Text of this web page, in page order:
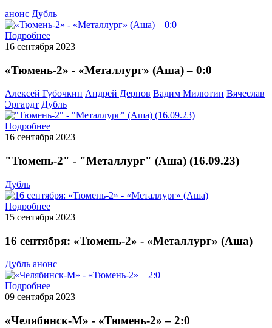
анонс Дубль
Подробнее
16 сентября 2023
«Тюмень-2» - «Металлург» (Аша) – 0:0
Алексей Губочкин Андрей Дернов Вадим Милютин Вячеслав
Эргардт Дубль
Подробнее
16 сентября 2023
"Тюмень-2" - "Металлург" (Аша) (16.09.23)
Дубль
Подробнее
15 сентября 2023
16 сентября: «Тюмень-2» - «Металлург» (Аша)
Дубль анонс
Подробнее
09 сентября 2023
«Челябинск-М» - «Тюмень-2» – 2:0